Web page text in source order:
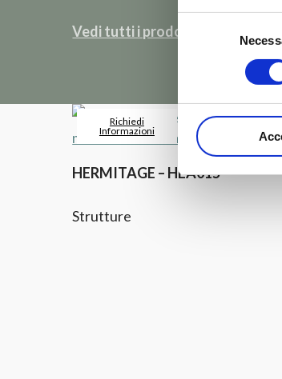
del
Vedi tutti i prodotti Hermitage
Richiedi
Informazioni
Vedi Prodotto
HERMITAGE – HEA015
Strutture